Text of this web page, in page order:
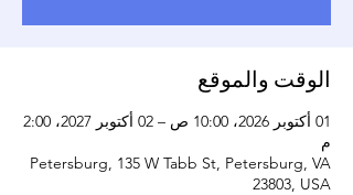
الوقت والموقع
01 أكتوبر 2026، 10:00 ص – 02 أكتوبر 2027، 2:00
م
Petersburg, 135 W Tabb St, Petersburg, VA
23803, USA